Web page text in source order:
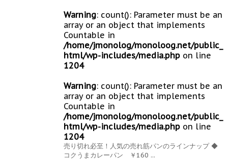
Warning: count(): Parameter must be an
array or an object that implements
Countable in
/home/jmonolog/monoloog.net/public_
html/wp-includes/media.php on line
1204
Warning: count(): Parameter must be an
array or an object that implements
Countable in
/home/jmonolog/monoloog.net/public_
html/wp-includes/media.php on line
1204
売り切れ必至！人気の売れ筋パンのラインナップ ◆
コクうまカレーパン ￥160 ...